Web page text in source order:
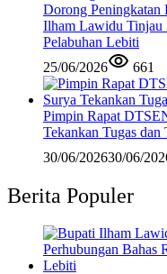
Dorong Peningkatan
Ilham Lawidu Tinjau
Pelabuhan Lebiti
25/06/2026
661
Pimpin Rapat
Tekankan Tugas dan
30/06/202630/06/
Berita Populer